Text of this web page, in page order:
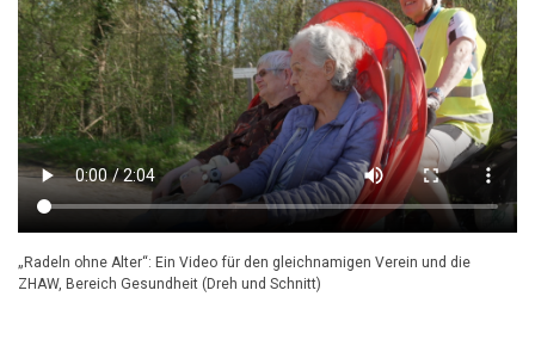
„Radeln ohne Alter“: Ein Video für den gleichnamigen Verein und die
ZHAW, Bereich Gesundheit (Dreh und Schnitt)